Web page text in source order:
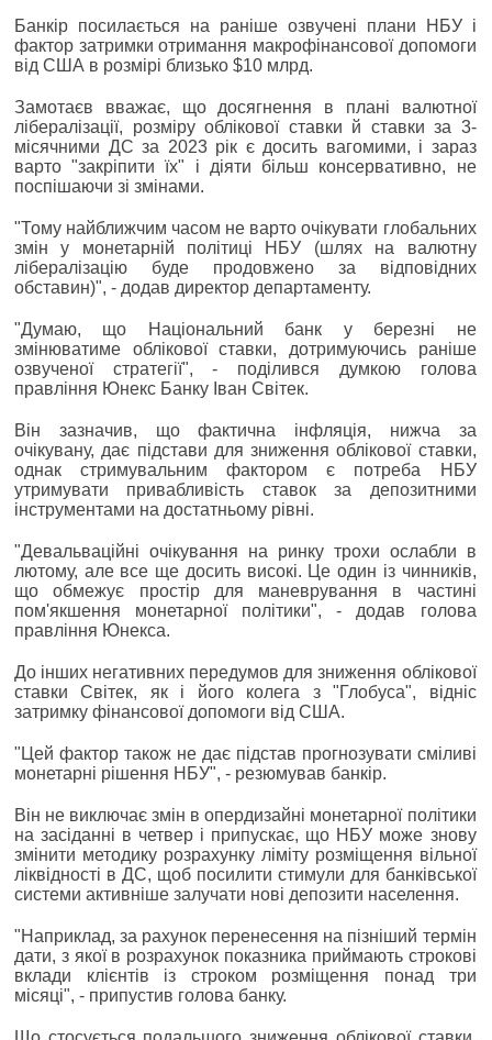
Банкір посилається на раніше озвучені плани НБУ і
фактор затримки отримання макрофінансової допомоги
від США в розмірі близько $10 млрд.
Замотаєв вважає, що досягнення в плані валютної
лібералізації, розміру облікової ставки й ставки за 3-
місячними ДС за 2023 рік є досить вагомими, і зараз
варто "закріпити їх" і діяти більш консервативно, не
поспішаючи зі змінами.
"Тому найближчим часом не варто очікувати глобальних
змін у монетарній політиці НБУ (шлях на валютну
лібералізацію буде продовжено за відповідних
обставин)", - додав директор департаменту.
"Думаю, що Національний банк у березні не
змінюватиме облікової ставки, дотримуючись раніше
озвученої стратегії", - поділився думкою голова
правління Юнекс Банку Іван Світек.
Він зазначив, що фактична інфляція, нижча за
очікувану, дає підстави для зниження облікової ставки,
однак стримувальним фактором є потреба НБУ
утримувати привабливість ставок за депозитними
інструментами на достатньому рівні.
"Девальваційні очікування на ринку трохи ослабли в
лютому, але все ще досить високі. Це один із чинників,
що обмежує простір для маневрування в частині
пом'якшення монетарної політики", - додав голова
правління Юнекса.
До інших негативних передумов для зниження облікової
ставки Світек, як і його колега з "Глобуса", відніс
затримку фінансової допомоги від США.
"Цей фактор також не дає підстав прогнозувати сміливі
монетарні рішення НБУ", - резюмував банкір.
Він не виключає змін в опердизайні монетарної політики
на засіданні в четвер і припускає, що НБУ може знову
змінити методику розрахунку ліміту розміщення вільної
ліквідності в ДС, щоб посилити стимули для банківської
системи активніше залучати нові депозити населення.
"Наприклад, за рахунок перенесення на пізніший термін
дати, з якої в розрахунок показника приймають строкові
вклади клієнтів із строком розміщення понад три
місяці", - припустив голова банку.